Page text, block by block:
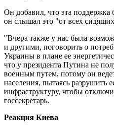
Он добавил, что эта поддержка
он слышал это "от всех
"Вчера также у нас была
и другими, поговорить о
Украины в плане ее
что у президента Путина не
военным путем, потому он
населения, пытаясь разрушить
инфраструктуру, чтобы
госсекретарь.
Реакция Киева